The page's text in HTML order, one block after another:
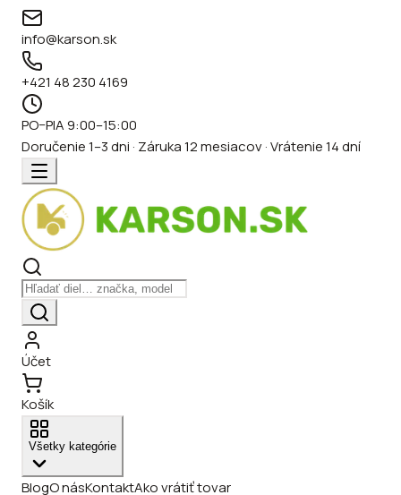
info@karson.sk
+421 48 230 4169
PO–PIA 9:00–15:00
Doručenie 1–3 dni · Záruka 12 mesiacov · Vrátenie 14 dní
Účet
Košík
Všetky kategórie
BlogO násKontaktAko vrátiť tovar